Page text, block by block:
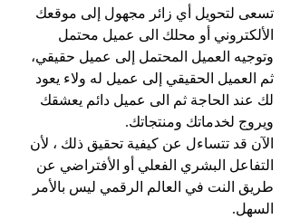
تسعى لتحويل أي زائر مجهول إلى موقعك
الألكتروني أو محلك الى عميل محتمل
وتوجيه العميل المحتمل إلى عميل حقيقي،
ثم العميل الحقيقي إلى عميل له ولاء يعود
لك عند الحاجة ثم الى عميل دائم يعشقك
ويروج لخدماتك ومنتجاتك.
الآن قد تتساءل عن كيفية تحقيق ذلك ، لأن
التفاعل البشري الفعلي أو الأفتراضي عن
طريق النت في العالم الرقمي ليس بالأمر
السهل.